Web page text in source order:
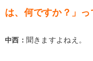
は、何ですか？」っ
中西： 聞きますよねえ。